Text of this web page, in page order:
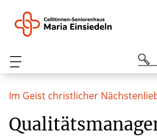
Im Geist christlicher